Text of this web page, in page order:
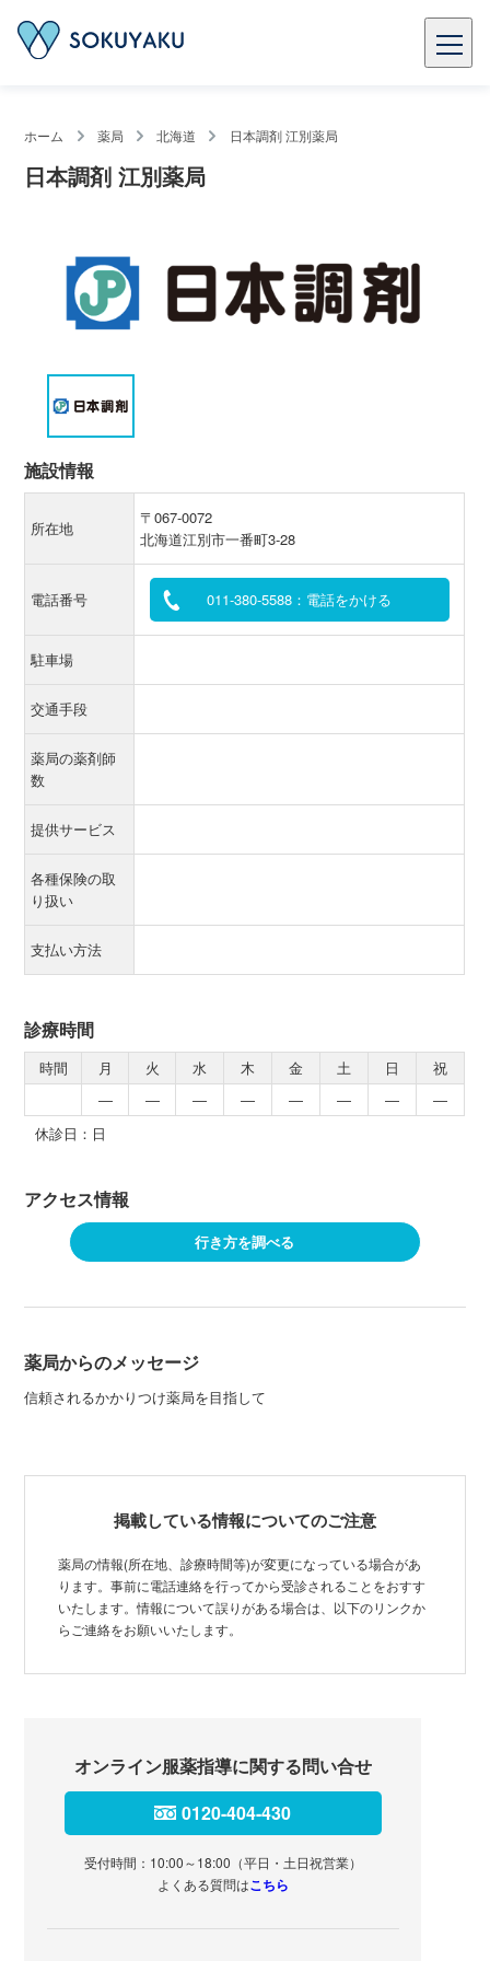
ホーム 薬局 北海道 日本調剤 江別薬局
日本調剤 江別薬局
施設情報
所在地
〒067-0072
北海道江別市一番町3-28
電話番号 011-380-5588：電話をかける
駐車場
交通手段
薬局の薬剤師
数
提供サービス
各種保険の取
り扱い
支払い方法
診療時間
時間 月 火 水 木 金 土 日
祝
―
― ― ― ― ― ―
―
休診日：日
アクセス情報
行き方を調べる
薬局からのメッセージ
信頼されるかかりつけ薬局を目指して
掲載している情報についてのご注意
薬局の情報(所在地、診療時間等)が変更になっている場合があ
ります。事前に電話連絡を行ってから受診されることをおすす
いたします。情報について誤りがある場合は、以下のリンクか
らご連絡をお願いいたします。
オンライン服薬指導に関する問い合せ
0120-404-430
受付時間：10:00～18:00（平日・土日祝営業）
よくある質問はこちら